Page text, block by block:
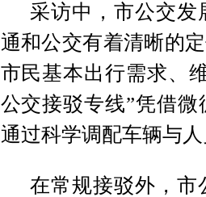
采访中，市公交
通和公交有着清晰的
市民基本出行需求、
公交接驳专线”凭借
通过科学调配车辆与
在常规接驳外，市